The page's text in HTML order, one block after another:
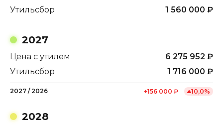
Утильсбор
1 560 000 ₽
2027
Цена с утилем 6 275 952 ₽
Утильсбор
1 716 000 ₽
2027 / 2026 +156 000 ₽ 10,0%
2028